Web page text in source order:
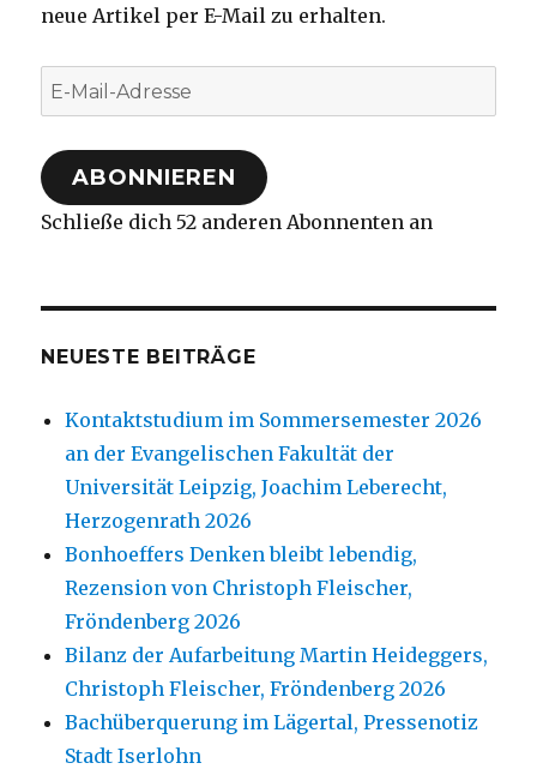
neue Artikel per E-Mail zu erhalten.
E-
Mail-
Adresse
ABONNIEREN
Schließe dich 52 anderen Abonnenten an
NEUESTE BEITRÄGE
Kontaktstudium im Sommersemester 2026
an der Evangelischen Fakultät der
Universität Leipzig, Joachim Leberecht,
Herzogenrath 2026
Bonhoeffers Denken bleibt lebendig,
Rezension von Christoph Fleischer,
Fröndenberg 2026
Bilanz der Aufarbeitung Martin Heideggers,
Christoph Fleischer, Fröndenberg 2026
Bachüberquerung im Lägertal, Pressenotiz
Stadt Iserlohn